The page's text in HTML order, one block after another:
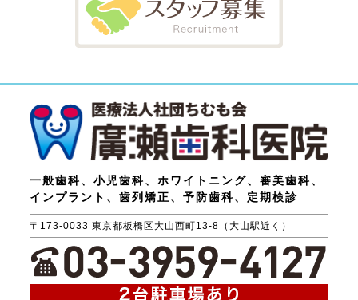
一般歯科、小児歯科、ホワイトニング、審美歯科、
インプラント、歯列矯正、予防歯科、定期検診
〒173-0033 東京都板橋区大山西町13-8（大山駅近く）